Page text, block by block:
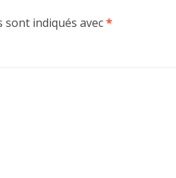
sont indiqués avec*